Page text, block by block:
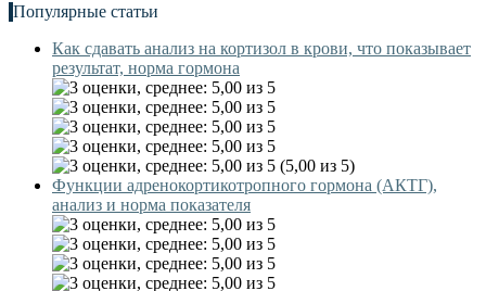
Популярные статьи
Как сдавать анализ на кортизол в крови, что показывает
результат, норма гормона
(5,00 из 5)
Функции адренокортикотропного гормона (АКТГ),
анализ и норма показателя